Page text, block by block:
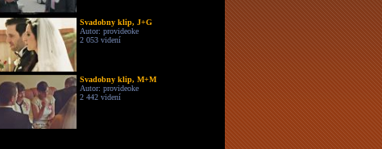
Svadobny klip, J+G
Autor: provideoke
2 053 videní
Svadobny klip, M+M
Autor: provideoke
2 442 videní